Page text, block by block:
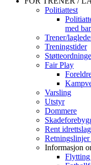
Politiattest
med
Trener/
Treningstider
Fair Play
Varsling
Utstyr
Dommere
Rent idrettslag
Informasjon
Flytting